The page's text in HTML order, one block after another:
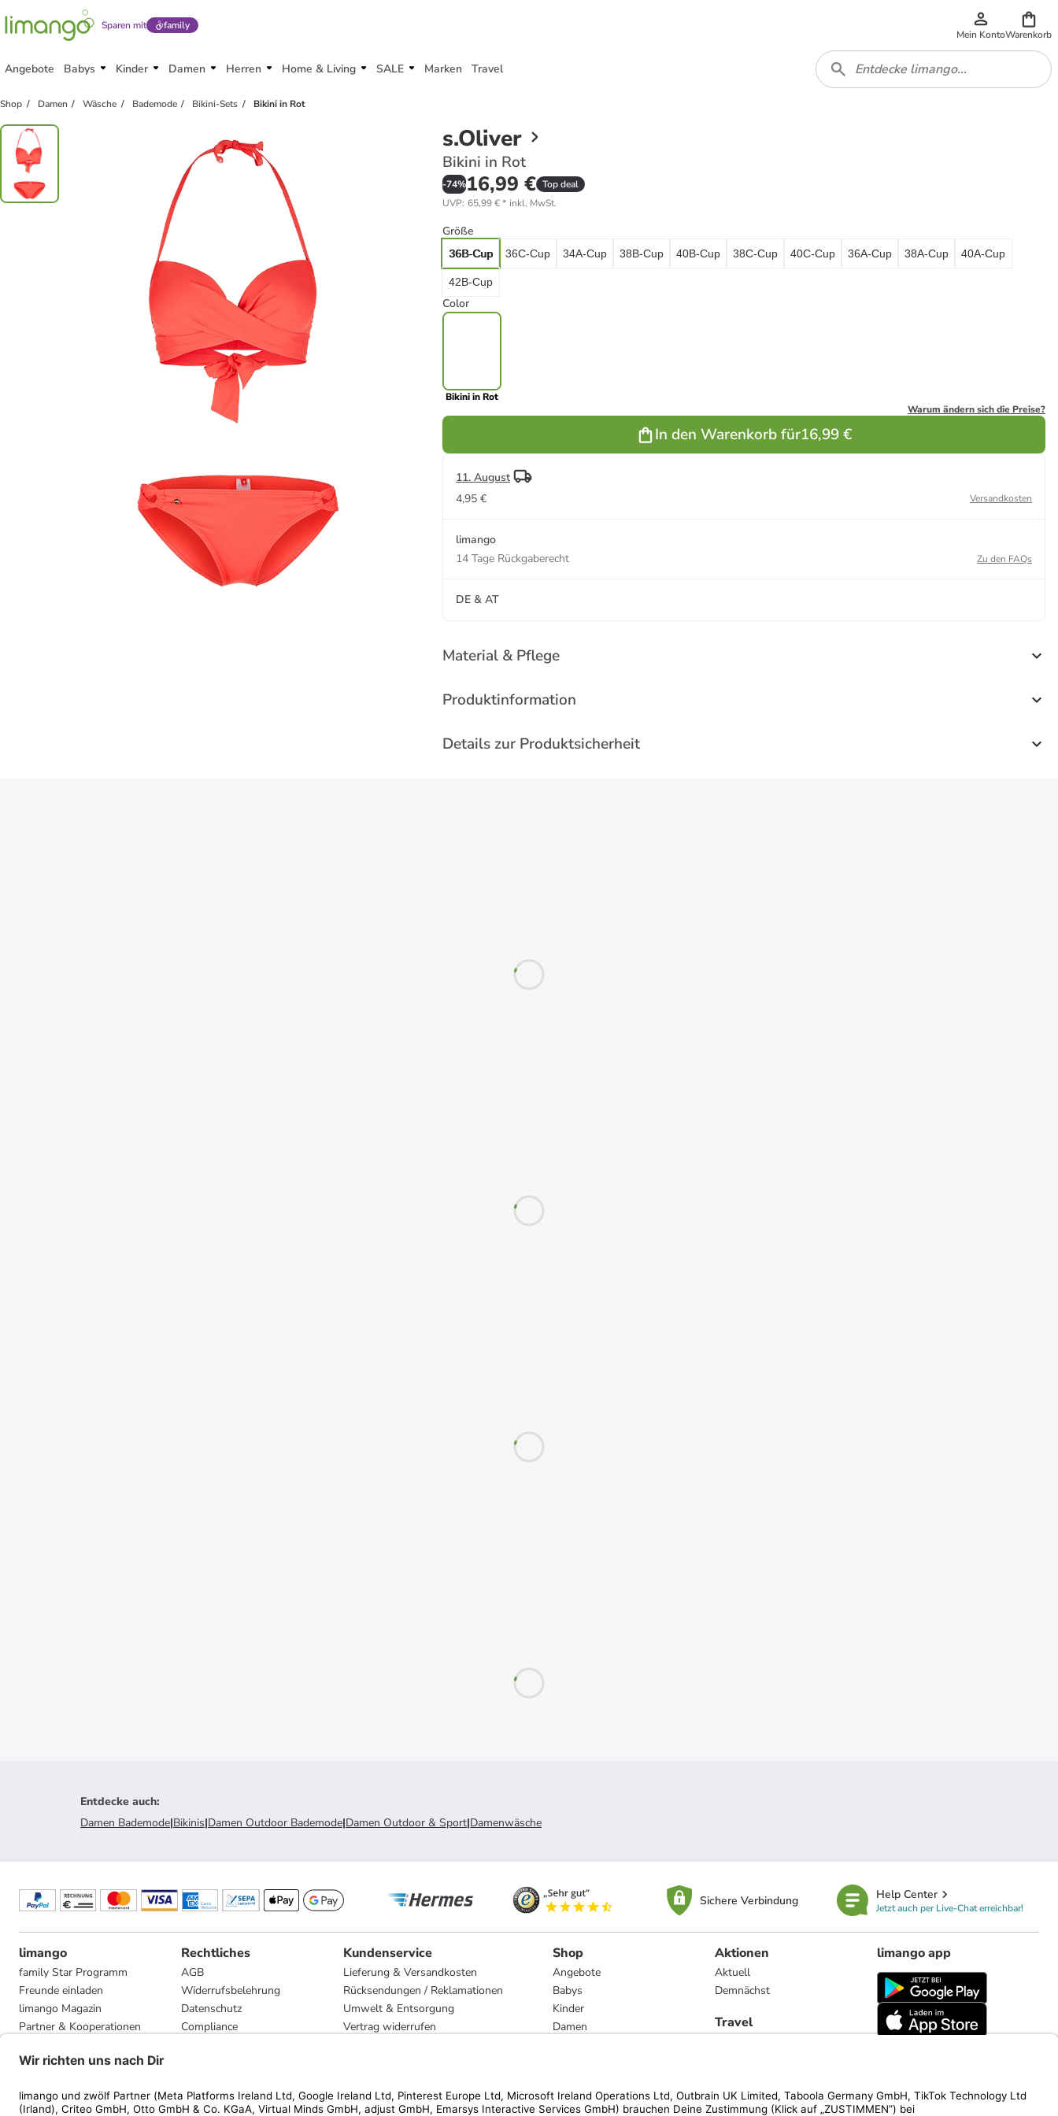
Sparen mit family
Mein KontoWarenkorb
Angebote Babys Kinder Damen Herren Home & Living SALE Marken Travel
Shop Damen Wäsche Bademode Bikini-Sets Bikini in Rot
s.Oliver
Bikini in Rot
-74%16,99 € Top deal
UVP: 65,99 €* inkl. MwSt.
Größe
36B-Cup 36C-Cup 34A-Cup 38B-Cup 40B-Cup 38C-Cup 40C-Cup 36A-Cup 38A-Cup 40A-Cup
42B-Cup
Color
Bikini in Rot
Warum ändern sich die Preise?
In den Warenkorb für16,99 €
11. August
4,95 €
Versandkosten
limango
14 Tage Rückgaberecht
Zu den FAQs
DE & AT
Material & Pflege
Produktinformation
Details zur Produktsicherheit
Entdecke auch:
Damen Bademode|Bikinis|Damen Outdoor Bademode|Damen Outdoor & Sport|Damenwäsche
Sichere Verbindung Help Center
Jetzt auch per Live-Chat erreichbar!
limango
family Star Programm
Freunde einladen
limango Magazin
Partner & Kooperationen
Presse
Rechtliches
AGB
Widerrufsbelehrung
Datenschutz
Compliance
Kundenservice
Lieferung & Versandkosten
Rücksendungen / Reklamationen
Umwelt & Entsorgung
Vertrag widerrufen
Shop
Angebote
Babys
Kinder
Damen
Marken
Aktionen
Aktuell
Demnächst
Travel
limango app